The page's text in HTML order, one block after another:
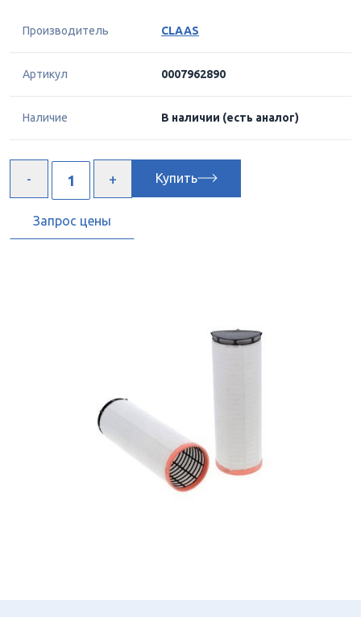
Производитель CLAAS
Артикул 0007962890
Наличие В наличии (есть аналог)
Купить
Запрос цены